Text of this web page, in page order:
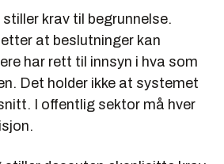
krav til begrunnelse.
at beslutninger kan
har rett til innsyn i hva som
Det holder ikke at systemet
I offentlig sektor må hver